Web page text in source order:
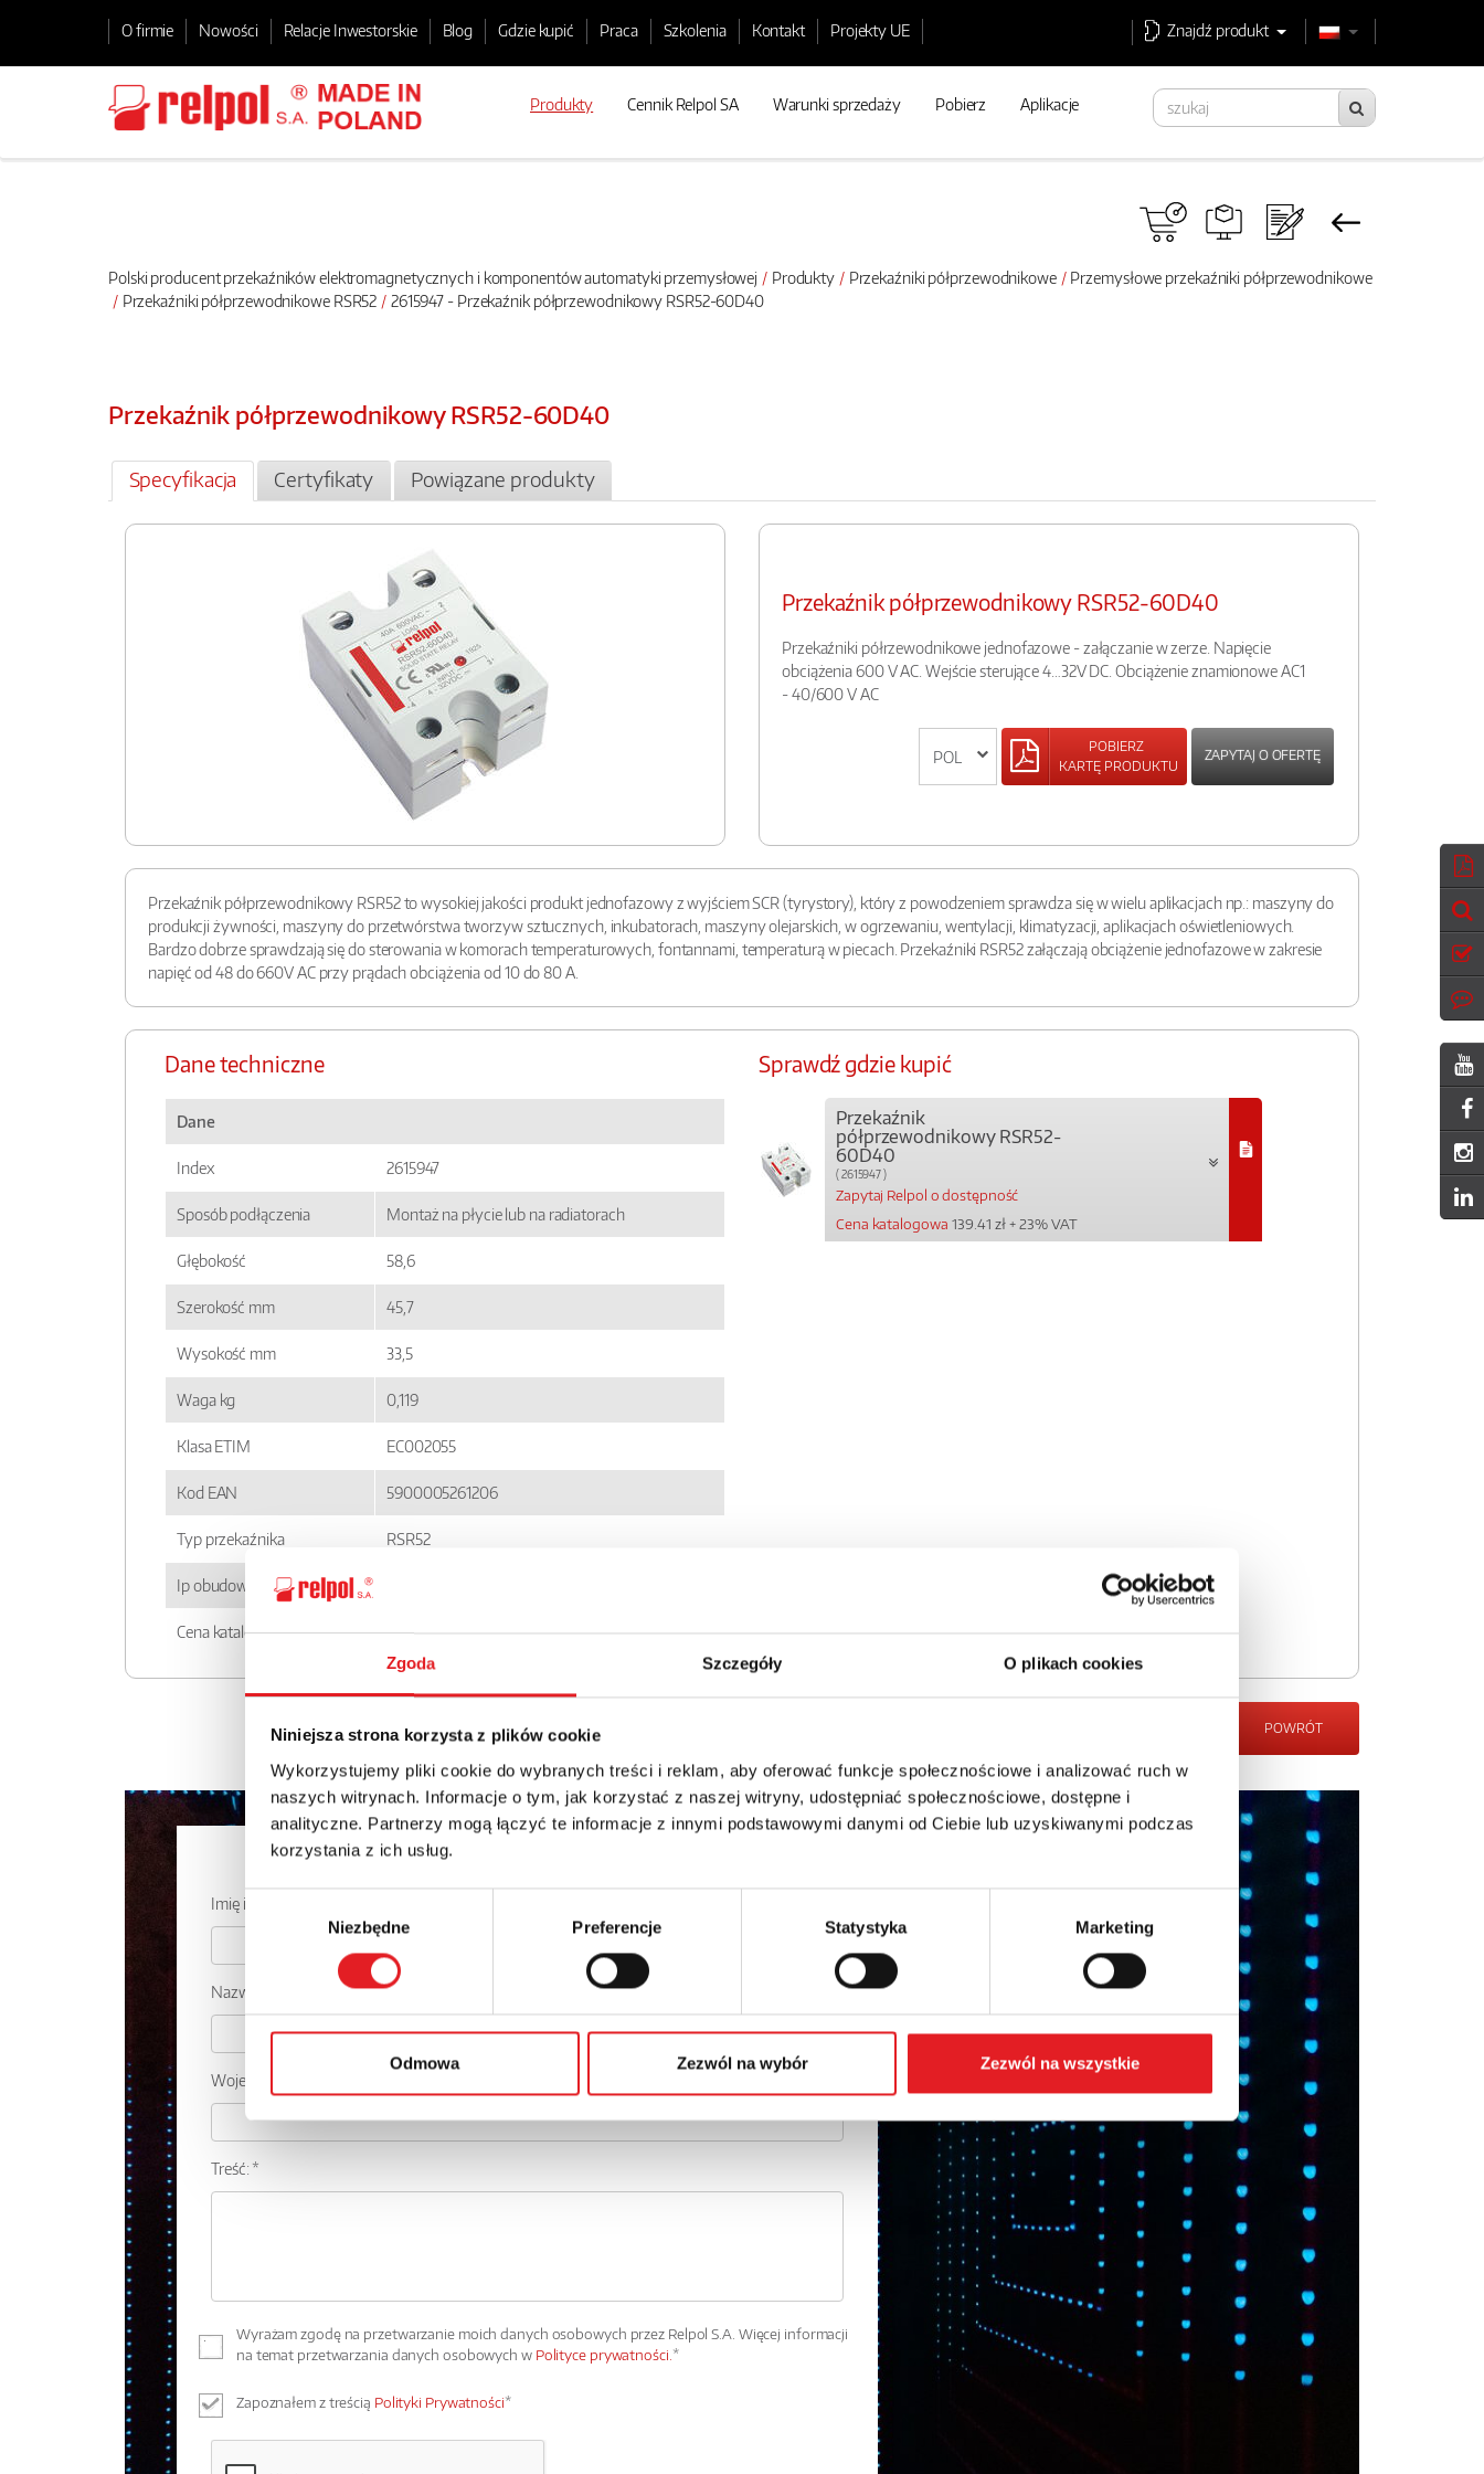
Zgoda Szczegóły O plikach cookies
Niniejsza strona korzysta z plików cookie
Wykorzystujemy pliki cookie do wybranych treści i reklam, aby oferować funkcje społecznościowe i analizować ruch w
naszych witrynach. Informacje o tym, jak korzystać z naszej witryny, udostępniać społecznościowe, dostępne i
analityczne. Partnerzy mogą łączyć te informacje z innymi podstawowymi danymi od Ciebie lub uzyskiwanymi podczas
korzystania z ich usług.
Wybór
zgody
Niezbędne Preferencje Statystyka Marketing
Odmowa Zezwól na wybór Zezwól na wszystkie
O firmie Nowości Relacje Inwestorskie Blog Gdzie kupić Praca Szkolenia Kontakt Projekty UE Znajdź produkt
Produkty Cennik Relpol SA Warunki sprzedaży Pobierz Aplikacje
Polski producent przekaźników elektromagnetycznych i komponentów automatyki przemysłowej Produkty Przekaźniki półprzewodnikowe
Przemysłowe przekaźniki półprzewodnikowe
Przekaźniki półprzewodnikowe RSR52
2615947 - Przekaźnik półprzewodnikowy RSR52-60D40
Przekaźnik półprzewodnikowy RSR52-60D40
Specyfikacja Certyfikaty Powiązane produkty
Przekaźnik półprzewodnikowy RSR52-60D40
Przekaźniki półrzewodnikowe jednofazowe - załączanie w zerze. Napięcie
obciążenia 600 V AC. Wejście sterujące 4…32V DC. Obciążenie znamionowe AC1
- 40/600 V AC
POBIERZ
KARTĘ PRODUKTU
ZAPYTAJ O OFERTĘ
Przekaźnik półprzewodnikowy RSR52 to wysokiej jakości produkt jednofazowy z wyjściem SCR (tyrystory), który z powodzeniem sprawdza się w wielu aplikacjach np.: maszyny do
produkcji żywności, maszyny do przetwórstwa tworzyw sztucznych, inkubatorach, maszyny olejarskich, w ogrzewaniu, wentylacji, klimatyzacji, aplikacjach oświetleniowych.
Bardzo dobrze sprawdzają się do sterowania w komorach temperaturowych, fontannami, temperaturą w piecach. Przekaźniki RSR52 załączają obciążenie jednofazowe w zakresie
napięć od 48 do 660V AC przy prądach obciążenia od 10 do 80 A.
Dane techniczne
Dane
Index 2615947
Sposób podłączenia Montaż na płycie lub na radiatorach
Głębokość 58,6
Szerokość mm 45,7
Wysokość mm 33,5
Waga kg 0,119
Klasa ETIM EC002055
Kod EAN 5900005261206
Typ przekaźnika RSR52
Ip obudowy
Cena katalogowa 139.41zł + 23% VAT
Sprawdź gdzie kupić
Przekaźnik
półprzewodnikowy RSR52-
60D40
( 2615947 )
Zapytaj Relpol o dostępność
Cena katalogowa 139.41 zł + 23% VAT
POWRÓT
Zapytaj o szczegóły oferty
Imię i nazwisko: *
Nazwa firmy: Numer telefonu:
Województwo:
Treść: *
Wyrażam zgodę na przetwarzanie moich danych osobowych przez Relpol S.A. Więcej informacji
na temat przetwarzania danych osobowych w Polityce prywatności.*
Zapoznałem z treścią Polityki Prywatności*